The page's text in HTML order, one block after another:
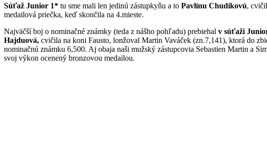
Súťaž Junior 1* tu sme mali len jedinú zástupkyňu a to Pavlínu Chudíkovú,
medailová priečka, keď skončila na 4.mieste.
Najväčší boj o nominačné známky (teda z nášho pohľadu) prebiehal v súťaži
Hajduová, cvičila na koni Fausto, lonžoval Martin Vaváček (zn.7,141), ktorá do
nominačnú známku 6,500. Aj obaja naši mužský zástupcovia Sebastien Martin a
svoj výkon ocenený bronzovou medailou.